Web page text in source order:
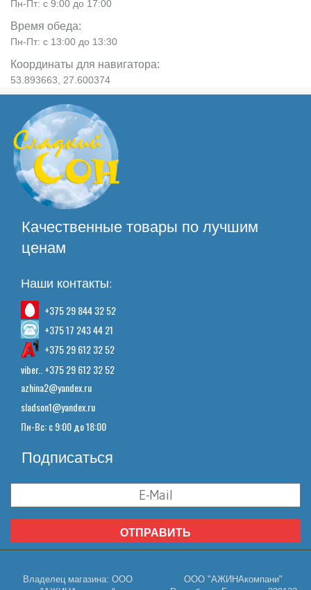
Пн-Пт: с 9:00 до 17:00
Время обеда:
Пн-Пт: с 13:00 до 13:30
Координаты для навигатора:
53.893663, 27.600374
Качественные товары по лучшим
ценам
Наши контакты:
+375 29 844 32 52
+375 17 243 44 21
+375 29 612 32 52
viber.. +375 29 612 32 52
azhina2@yandex.ru
sladson1@yandex.ru
Пн-Вс: с 9:00 до 18:00
Подписаться
ОТПРАВИТЬ
Владелец магазина: ООО
ООО "АЖИНАкомпани"